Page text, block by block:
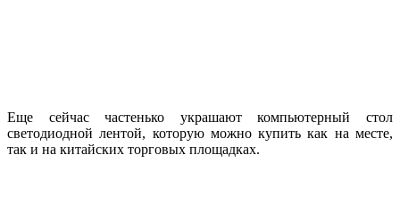
Еще сейчас частенько украшают компьютерный стол
светодиодной лентой, которую можно купить как на месте,
так и на китайских торговых площадках.